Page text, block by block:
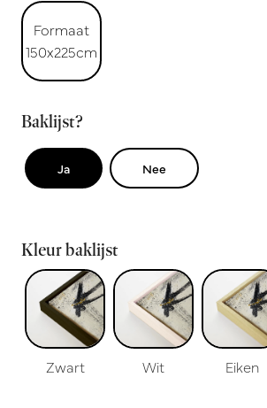
Formaat
150x225cm
Baklijst?
Ja Nee
Kleur baklijst
Zwart Wit Eiken